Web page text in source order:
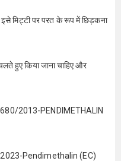
मिट्टी पर परत के रूप में छिड़कना
हुए किया जाना चाहिए और
2013-PENDIMETHALIN
Pendimethalin (EC)